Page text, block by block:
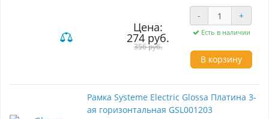
электроприборов в открытых системах.
Выполнено в цвете платина, что обеспечивает
стильный внешний вид и гармоничное
сочетание с современным интерьером.
Подходит для использования в жилых и
коммерческих помещениях. Обеспечивает
надежную защиту соединений и удобство в
Цена:
274 руб.
356 руб.
- +
Есть в наличии
В корзину
Рамка Systeme Electric Glossa Платина 3-
ая горизонтальная GSL001203